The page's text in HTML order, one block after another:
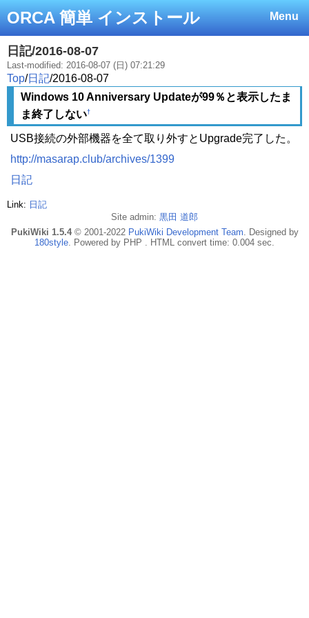
Menu
ORCA 簡単 インストール
日記/2016-08-07
Last-modified: 2016-08-07 (日) 07:21:29
Top/日記/2016-08-07
Windows 10 Anniversary Updateが99％と表示したま
ま終了しない†
USB接続の外部機器を全て取り外すとUpgrade完了した。
http://masarap.club/archives/1399
日記
Link: 日記
Site admin: 黒田 道郎
PukiWiki 1.5.4© 2001-2022 PukiWiki Development Team. Designed by
180style. Powered by PHP . HTML convert time: 0.004 sec.